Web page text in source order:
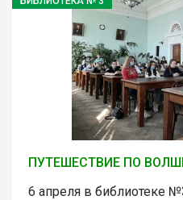
ПУТЕШЕСТВИЕ ПО
6 апреля в библиотеке